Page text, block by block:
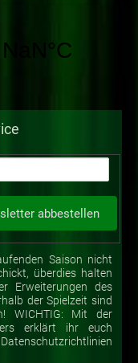
Saison nicht
überdies halten
Erweiterungen des
der Spielzeit sind
WICHTIG: Mit der
erklärt ihr euch